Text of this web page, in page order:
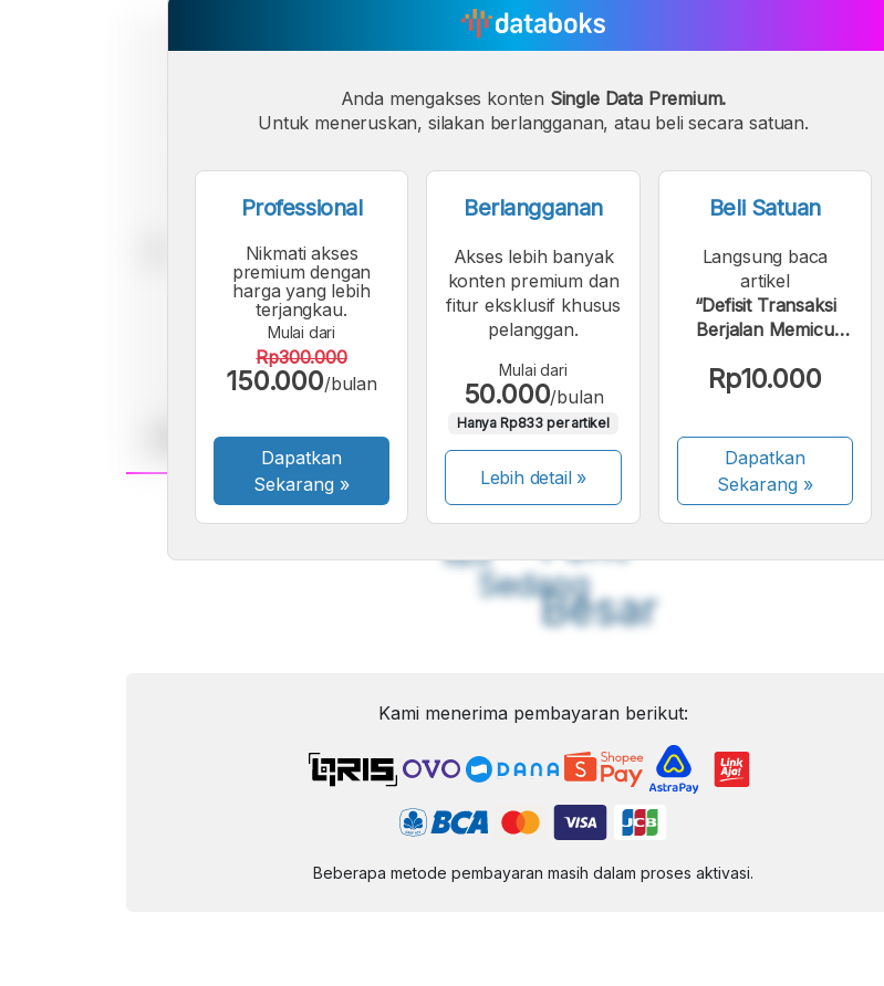
A
Font
Kecil
A
Sedang
A
Besar
Anda mengakses konten Single Data Premium.
Untuk meneruskan, silakan berlangganan, atau beli secara satuan.
Professional
Nikmati akses
premium dengan
harga yang lebih
terjangkau.
Mulai dari
Rp300.000
150.000/bulan
Dapatkan
Sekarang »
Berlangganan
Akses lebih banyak
konten premium dan
fitur eksklusif khusus
pelanggan.
Mulai dari
50.000/bulan
Hanya Rp833 per artikel
Lebih detail »
Beli Satuan
Langsung baca
artikel
“Defisit Transaksi
Berjalan Memicu
Uang”.
Rp10.000
Dapatkan
Sekarang»
Kami menerima pembayaran berikut:
Beberapa metode pembayaran masih dalam proses aktivasi.